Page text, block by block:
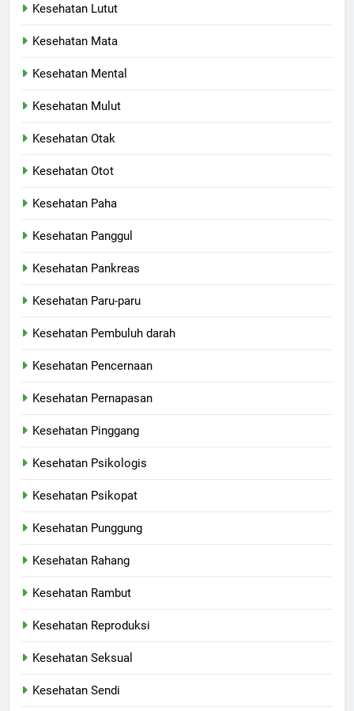
Kesehatan Lutut
Kesehatan Mata
Kesehatan Mental
Kesehatan Mulut
Kesehatan Otak
Kesehatan Otot
Kesehatan Paha
Kesehatan Panggul
Kesehatan Pankreas
Kesehatan Paru-paru
Kesehatan Pembuluh darah
Kesehatan Pencernaan
Kesehatan Pernapasan
Kesehatan Pinggang
Kesehatan Psikologis
Kesehatan Psikopat
Kesehatan Punggung
Kesehatan Rahang
Kesehatan Rambut
Kesehatan Reproduksi
Kesehatan Seksual
Kesehatan Sendi